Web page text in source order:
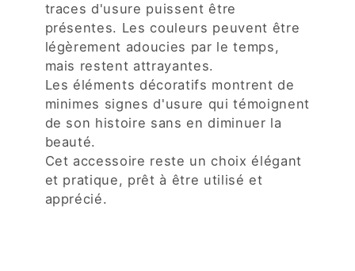
traces d'usure puissent être
présentes. Les couleurs peuvent être
légèrement adoucies par le temps,
mais restent attrayantes.
Les éléments décoratifs montrent de
minimes signes d'usure qui témoignent
de son histoire sans en diminuer la
beauté.
Cet accessoire reste un choix élégant
et pratique, prêt à être utilisé et
apprécié.